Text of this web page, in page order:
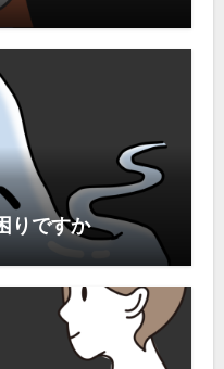
りですか